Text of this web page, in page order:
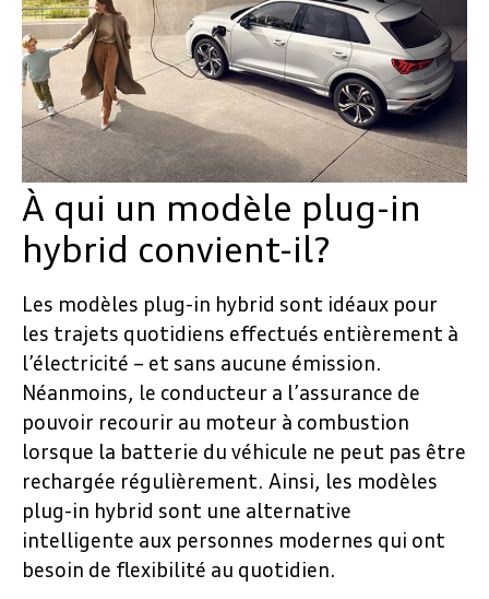
À qui un modèle plug-in
hybrid convient-il?
Les modèles plug-in hybrid sont idéaux pour
les trajets quotidiens effectués entièrement à
l’électricité – et sans aucune émission.
Néanmoins, le conducteur a l’assurance de
pouvoir recourir au moteur à combustion
lorsque la batterie du véhicule ne peut pas être
rechargée régulièrement. Ainsi, les modèles
plug-in hybrid sont une alternative
intelligente aux personnes modernes qui ont
besoin de flexibilité au quotidien.